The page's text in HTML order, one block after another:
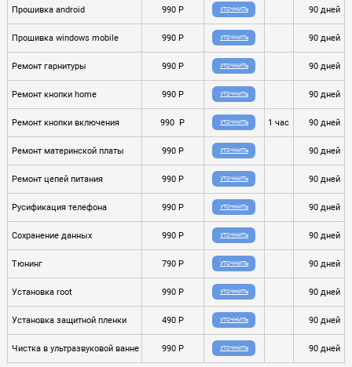
Прошивка android 990 P УТОЧНИТЬ 90 дней
Прошивка windows mobile 990 P УТОЧНИТЬ 90 дней
Ремонт гарнитуры 990 P УТОЧНИТЬ 90 дней
Ремонт кнопки home 990 P УТОЧНИТЬ 90 дней
Ремонт кнопки включения 990 P УТОЧНИТЬ 1 час 90 дней
Ремонт материнской платы 990 P УТОЧНИТЬ 90 дней
Ремонт цепей питания 990 P УТОЧНИТЬ 90 дней
Русификация телефона 990 P УТОЧНИТЬ 90 дней
Сохранение данных 990 P УТОЧНИТЬ 90 дней
Тюнинг 790 P УТОЧНИТЬ 90 дней
Установка root 990 P УТОЧНИТЬ 90 дней
Установка защитной пленки 490 P УТОЧНИТЬ 90 дней
Чистка в ультразвуковой ванне 990 P УТОЧНИТЬ 90 дней